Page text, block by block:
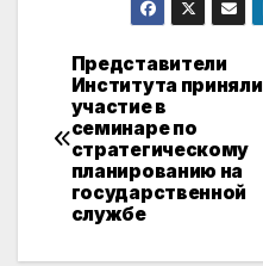
Навигация
по
записям
Представители
Института приняли
участие в
семинаре по
стратегическому
планированию на
государственной
службе